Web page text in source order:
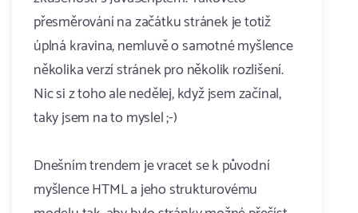
přesměrování na začátku stránek je totiž
úplná kravina, nemluvě o samotné myšlence
několika verzí stránek pro několik rozlišení.
Nic si z toho ale nedělej, když jsem začínal,
taky jsem na to myslel ;-)
Dnešním trendem je vracet se k původní
myšlence HTML a jeho strukturovému